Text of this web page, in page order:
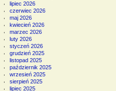
lipiec 2026
czerwiec 2026
maj 2026
kwiecień 2026
marzec 2026
luty 2026
styczeń 2026
grudzień 2025
listopad 2025
październik 2025
wrzesień 2025
sierpień 2025
lipiec 2025